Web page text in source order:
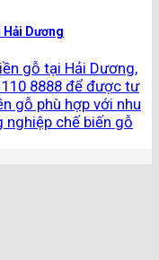
Dương
gỗ tại Hải Dương,
8888 để được tư
gỗ phù hợp với nhu
nghiệp chế biến gỗ